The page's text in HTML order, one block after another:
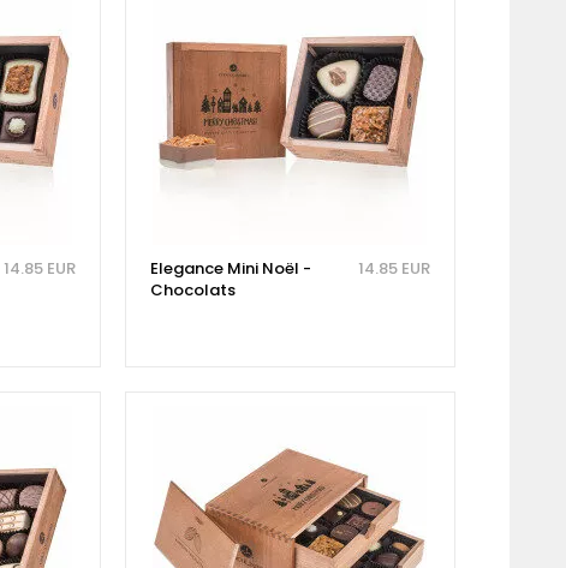
14.85 EUR
Elegance Mini Noël -
Chocolats
14.85 EUR